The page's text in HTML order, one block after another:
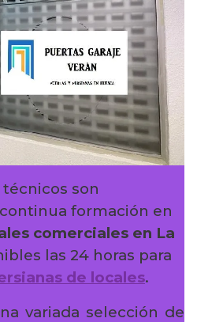
son
formación en
comerciales en La
las 24 horas para
de locales.
variada selección de